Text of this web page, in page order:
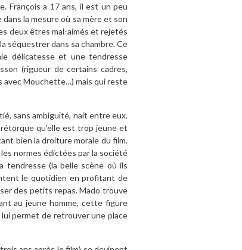
François a 17 ans, il est un peu
la mesure où sa mère et son
deux êtres mal-aimés et rejetés
séquestrer dans sa chambre. Ce
délicatesse et une tendresse
(rigueur de certains cadres,
avec Mouchette…) mais qui reste
sans ambiguïté, nait entre eux.
qu’elle est trop jeune et
bien la droiture morale du film.
normes édictées par la société
tendresse (la belle scène où ils
le quotidien en profitant de
des petits repas. Mado trouve
au jeune homme, cette figure
permet de retrouver une place